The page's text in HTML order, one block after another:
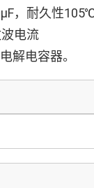
，耐久性
电流
解电容器。